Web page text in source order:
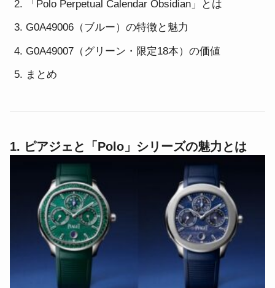
「Polo Perpetual Calendar Obsidian」とは
G0A49006（ブルー）の特徴と魅力
G0A49007（グリーン・限定18本）の価値
まとめ
1. ピアジェと「Polo」シリーズの魅力とは